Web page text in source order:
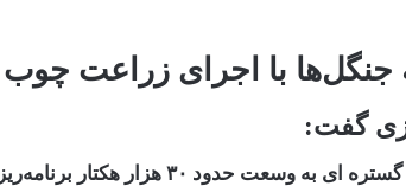
با اجرای زراعت چوب
گفت:
هکتار برنامه‌ریزی شده تا فشار بر جنگل‌ها کاسته شده